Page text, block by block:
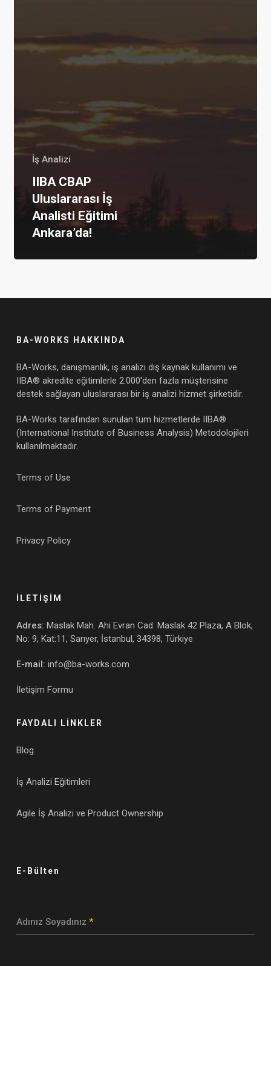
İş Analizi
IIBA CBAP
Uluslararası İş
Analisti Eğitimi
Ankara’da!
BA-WORKS HAKKINDA
BA-Works, danışmanlık, iş analizi dış kaynak kullanımı ve
IIBA® akredite eğitimlerle 2.000'den fazla müşterisine
destek sağlayan uluslararası bir iş analizi hizmet şirketidir.
BA-Works tarafından sunulan tüm hizmetlerde IIBA®
(International Institute of Business Analysis) Metodolojileri
kullanılmaktadır.
Terms of Use
Terms of Payment
Privacy Policy
İLETİŞİM
Adres: Maslak Mah. Ahi Evran Cad. Maslak 42 Plaza, A Blok,
No: 9, Kat:11, Sarıyer, İstanbul, 34398, Türkiye
E-mail: info@ba-works.com
İletişim Formu
FAYDALI LİNKLER
Blog
İş Analizi Eğitimleri
Agile İş Analizi ve Product Ownership
E-Bülten
Adınız Soyadınız *